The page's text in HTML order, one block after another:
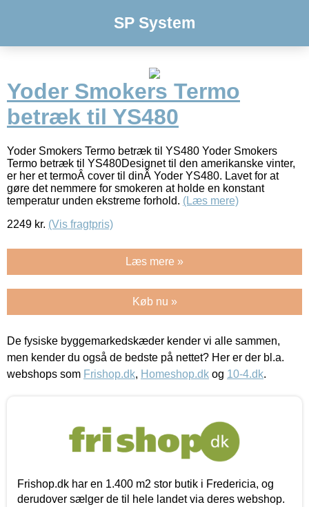
SP System
Yoder Smokers Termo
betræk til YS480
Yoder Smokers Termo betræk til YS480 Yoder Smokers
Termo betræk til YS480Designet til den amerikanske vinter,
er her et termoÂ cover til dinÂ Yoder YS480. Lavet for at
gøre det nemmere for smokeren at holde en konstant
temperatur unden ekstreme forhold. (Læs mere)
2249 kr. (Vis fragtpris)
Læs mere »
Køb nu »
De fysiske byggemarkedskæder kender vi alle sammen,
men kender du også de bedste på nettet? Her er der bl.a.
webshops som Frishop.dk, Homeshop.dk og 10-4.dk.
Frishop.dk har en 1.400 m2 stor butik i Fredericia, og
derudover sælger de til hele landet via deres webshop.